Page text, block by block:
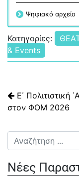
Ψηφιακό αρχείο
Κατηγορίες:
& Events
Ε΄ Πολιτιστική
στον ΦΟΜ 2026
Αναζήτηση για:
Νέες